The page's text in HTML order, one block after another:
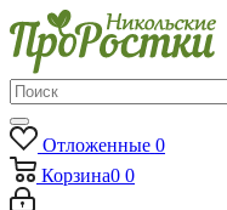
Отложенные 0
Корзина0 0